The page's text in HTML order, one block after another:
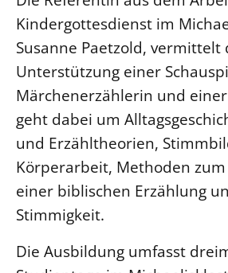
Kindergottesdienst im
Susanne Paetzold,
Unterstützung einer
Märchenerzählerin und
geht dabei um
und Erzähltheorien,
Körperarbeit, Methoden
einer biblischen Erzählung
Stimmigkeit.
Die Ausbildung umfasst
LANDESSYNODE
27. Landessynode
Kontakt
Hintergrund
MITARBEIT
Ehrenamt
Beruf
Freie Stellen
BIBLIOTHEK & ARCHIV